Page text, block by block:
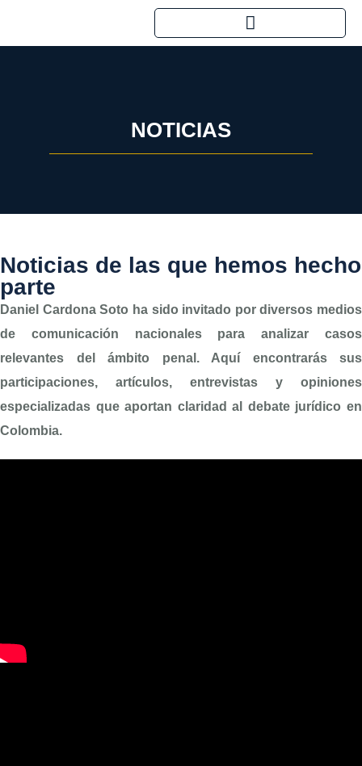
NOTICIAS
Noticias de las que hemos hecho
parte
Daniel Cardona Soto ha sido invitado por diversos medios
de comunicación nacionales para analizar casos
relevantes del ámbito penal. Aquí encontrarás sus
participaciones, artículos, entrevistas y opiniones
especializadas que aportan claridad al debate jurídico en
Colombia.